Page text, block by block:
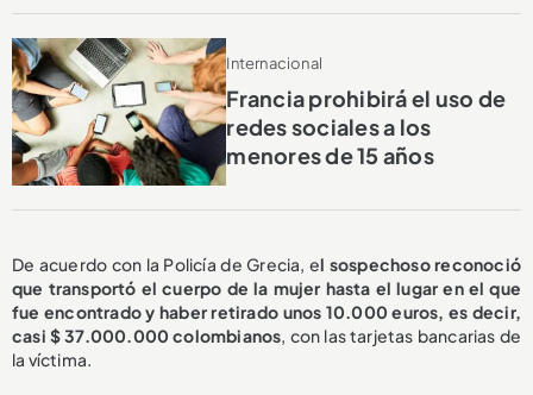
Internacional
Francia prohibirá el uso de
redes sociales a los
menores de 15 años
De acuerdo con la Policía de Grecia, el sospechoso reconoció
que transportó el cuerpo de la mujer hasta el lugar en el que
fue encontrado y haber retirado unos 10.000 euros, es decir,
casi $ 37.000.000 colombianos, con las tarjetas bancarias de
la víctima.